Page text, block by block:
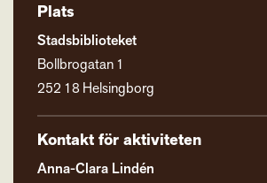
Plats
Stadsbiblioteket
Bollbrogatan 1
252 18 Helsingborg
Kontakt för aktiviteten
Anna-Clara Lindén